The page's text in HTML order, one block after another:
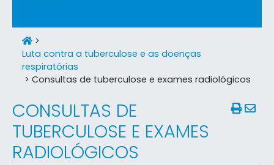
>
Luta contra a tuberculose e as doenças
respiratórias
> Consultas de tuberculose e exames radiológicos
CONSULTAS DE
TUBERCULOSE E EXAMES
RADIOLÓGICOS